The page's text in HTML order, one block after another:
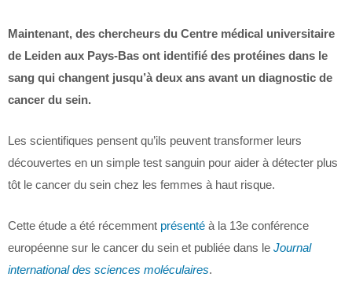
Maintenant, des chercheurs du Centre médical universitaire
de Leiden aux Pays-Bas ont identifié des protéines dans le
sang qui changent jusqu’à deux ans avant un diagnostic de
cancer du sein.
Les scientifiques pensent qu’ils peuvent transformer leurs
découvertes en un simple test sanguin pour aider à détecter plus
tôt le cancer du sein chez les femmes à haut risque.
Cette étude a été récemment présenté à la 13e conférence
européenne sur le cancer du sein et publiée dans le Journal
international des sciences moléculaires.